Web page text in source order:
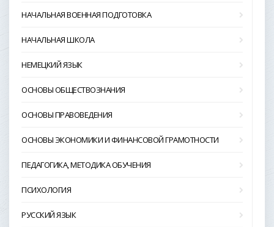
НАЧАЛЬНАЯ ВОЕННАЯ ПОДГОТОВКА
НАЧАЛЬНАЯ ШКОЛА
НЕМЕЦКИЙ ЯЗЫК
ОСНОВЫ ОБЩЕСТВОЗНАНИЯ
ОСНОВЫ ПРАВОВЕДЕНИЯ
ОСНОВЫ ЭКОНОМИКИ И ФИНАНСОВОЙ ГРАМОТНОСТИ
ПЕДАГОГИКА, МЕТОДИКА ОБУЧЕНИЯ
ПСИХОЛОГИЯ
РУССКИЙ ЯЗЫК